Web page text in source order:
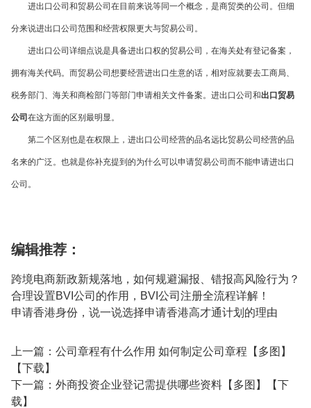
进出口公司和贸易公司在目前来说等同一个概念，是商贸类的公司。但细
分来说进出口公司范围和经营权限更大与贸易公司。
进出口公司详细点说是具备进出口权的贸易公司，在海关处有登记备案，
拥有海关代码。而贸易公司想要经营进出口生意的话，相对应就要去工商局、
税务部门、海关和商检部门等部门申请相关文件备案。进出口公司和出口贸易
公司 在这方面的区别最明显。
第二个区别也是在权限上，进出口公司经营的品名远比贸易公司经营的品
名来的广泛。也就是你补充提到的为什么可以申请贸易公司而不能申请进出口
公司。
编辑推荐：
跨境电商新政新规落地，如何规避漏报、错报高风险行为？
合理设置BVI公司的作用，BVI公司注册全流程详解！
申请香港身份，说一说选择申请香港高才通计划的理由
上一篇： 公司章程有什么作用 如何制定公司章程【多图】
【下载】
下一篇： 外商投资企业登记需提供哪些资料【多图】【下
载】